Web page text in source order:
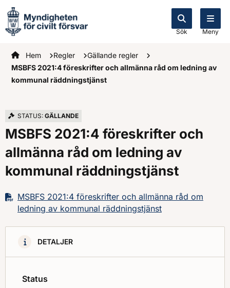
Sök Meny
Startsidan
Hem Regler
Gällande regler
MSBFS 2021:4 föreskrifter och allmänna råd om ledning av
kommunal räddningstjänst
STATUS: GÄLLANDE
MSBFS 2021:4 föreskrifter och
allmänna råd om ledning av
kommunal räddningstjänst
MSBFS 2021:4 föreskrifter och allmänna råd om
ledning av kommunal räddningstjänst
DETALJER
Status